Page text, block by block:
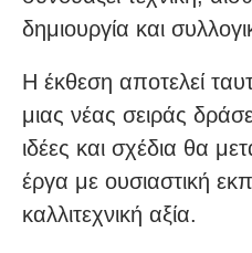
δημιουργία και
Η έκθεση αποτελεί
μιας νέας σειράς
ιδέες και σχέδια θα
έργα με ουσιαστική
καλλιτεχνική αξία.